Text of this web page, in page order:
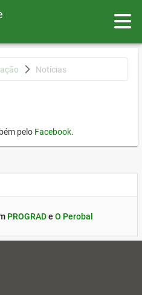
Notícias
pelo Facebook.
PROGRADe O Perobal